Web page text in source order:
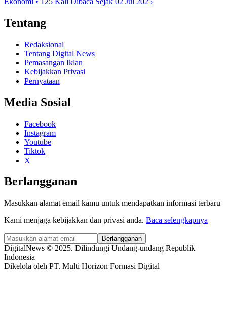
Tentang
Redaksional
Tentang Digital News
Pemasangan Iklan
Kebijakkan Privasi
Pernyataan
Media Sosial
Facebook
Instagram
Youtube
Tiktok
X
Berlangganan
Masukkan alamat email kamu untuk mendapatkan informasi terbaru
Kami menjaga kebijakkan dan privasi anda. Baca selengkapnya
Berlangganan
DigitalNews © 2025. Dilindungi Undang-undang Republik
Indonesia
Dikelola oleh PT. Multi Horizon Formasi Digital